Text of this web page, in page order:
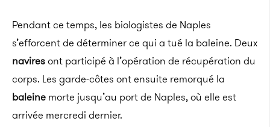
Pendant ce temps, les biologistes de Naples
s’efforcent de déterminer ce qui a tué la baleine. Deux
naviresont participé à l’opération de récupération du
corps. Les garde-côtes ont ensuite remorqué la
baleine morte jusqu’au port de Naples, où elle est
arrivée mercredi dernier.